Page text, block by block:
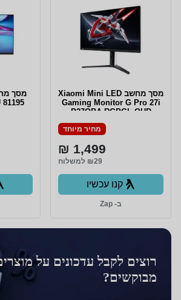
מסך מחשב Xiaomi Mini LED
Gaming Monitor G Pro 27i
P27QBA-RGPGL QHD
מחיר מיוחד
1,499 ₪
₪29 למשלוח
קנו עכשיו
ב- Zap
רוצים לקבל עדכונים על
מבוקשים?